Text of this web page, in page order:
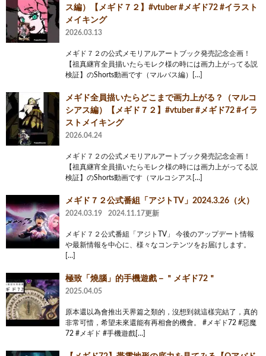
ス編）【メギド７２】#vtuber #メギド72 #イラスト
メイキング
2026.03.13
メギド７２の公式メモリアルアートブック発売記念企画！
【祖真継宵全員描いたらモレク様の時には画力上がってる説
検証】のShorts動画です（マルバス編）[…]
メギド全員描いたらどこまで画力上がる？（マルコ
シアス編）【メギド７２】#vtuber #メギド72 #イラ
ストメイキング
2026.04.24
メギド７２の公式メモリアルアートブック発売記念企画！
【祖真継宵全員描いたらモレク様の時には画力上がってる説
検証】のShorts動画です（マルコシアス[…]
メギド７２公式番組「アジトTV」2024.3.26（火）
2024.03.19 2024.11.17更新
メギド７２公式番組「アジトTV」 今後のアップデート情報
や最新情報を中心に、様々なコンテンツをお届けします。
[…]
極致「燒腦」的手機遊戲－＂メギド72＂
2025.04.05
原本還以為會推出天界篇之類的，沒想到就這樣完結了，真的
非常可惜，希望未來還能有再相會的機會。 #メギド72 #惡魔
72 #メギド #手機遊戲[…]